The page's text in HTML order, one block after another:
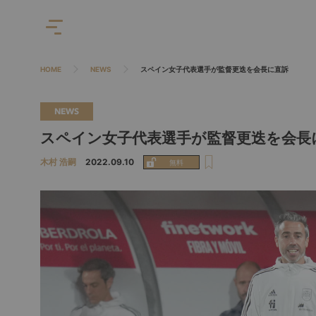
HOME NEWS スペイン女子代表選手が監督更迭を会長に直訴
NEWS
スペイン女子代表選手が監督更迭を会長
木村 浩嗣 2022.09.10